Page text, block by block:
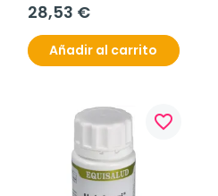
28,53 €
Añadir al carrito
favorite_border